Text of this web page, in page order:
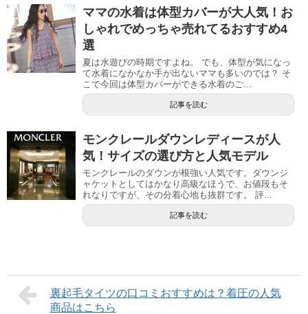
ママの水着は体型カバーが大人気！お
しゃれでめっちゃ売れてるおすすめ4
選
夏は水遊びの時期ですよね。 でも、体型が気になっ
て水着になかなか手が出ないママも多いのでは？ そ
こで今回は体型カバーができる水着のご...
記事を読む
モンクレールダウンレディースが人
気！サイズの選び方と人気モデル
モンクレールのダウンが根強い人気です。ダウンジ
ャケットとしてはかなり高級なほうで、お値段もそ
れなりですが、その分着心地も抜群です。 評...
記事を読む
裏起毛タイツの口コミおすすめは？着圧の人気
商品はこちら